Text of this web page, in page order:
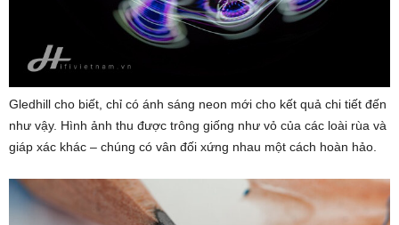
Gledhill cho biết, chỉ có ánh sáng neon mới cho kết quả chi tiết đến
như vậy. Hình ảnh thu được trông giống như vỏ của các loài rùa và
giáp xác khác – chúng có vân đối xứng nhau một cách hoàn hảo.